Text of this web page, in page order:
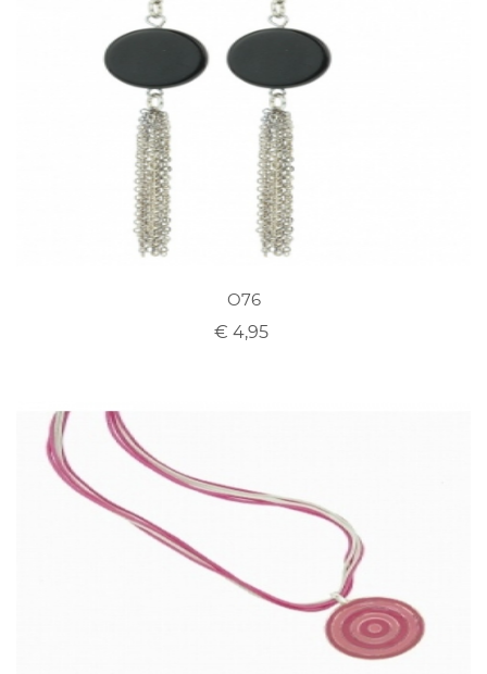
O76
€ 4,95